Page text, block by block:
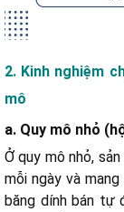
2. Kinh nghiệm
mô
a. Quy mô nhỏ
Ở quy mô nhỏ,
mỗi ngày và
băng dính bán tự